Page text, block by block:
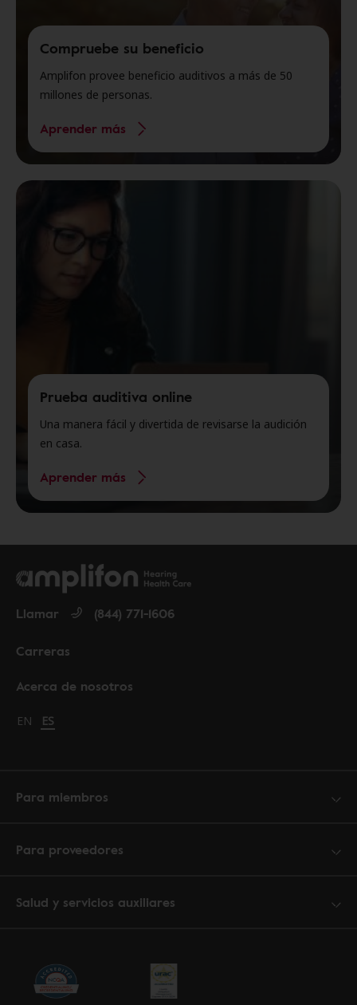
Compruebe su beneficio
Amplifon provee beneficio auditivos a más de 50
millones de personas.
Aprender más
Prueba auditiva online
Una manera fácil y divertida de revisarse la audición
en casa.
Aprender más
Acerca de nosotros
Carreras
Llamar (844) 771-1606
Change language to English
EN Cambiar idioma a español
ES
Para miembros
Para proveedores
Salud y servicios auxiliares